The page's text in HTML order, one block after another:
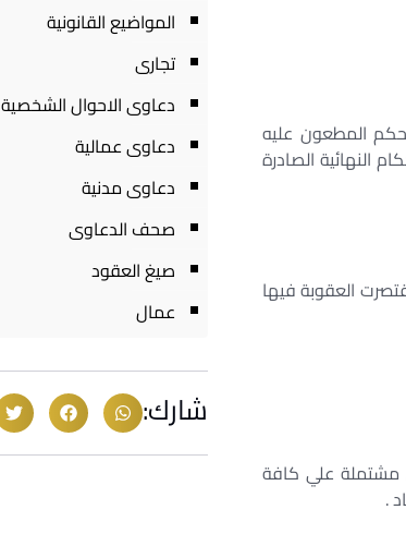
المطعون عليه
النهائية الصادرة
العقوبة فيها
علي كافة
.
المواضيع القانونية
تجارى
دعاوى الاحوال الشخصية
دعاوى عمالية
دعاوى مدنية
صحف الدعاوى
صيغ العقود
عمال
شارك: